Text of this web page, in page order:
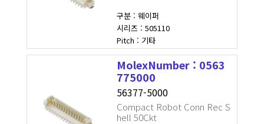
구분 : 웨이퍼
시리즈 : 505110
Pitch : 기타
MolexNumber : 0563
775000
56377-5000
Compact Robot Conn Rec S
hell 50Ckt